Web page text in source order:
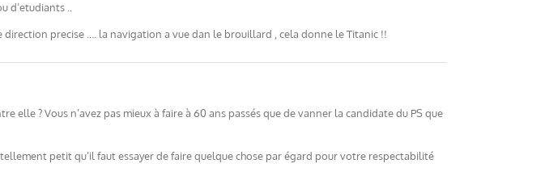
d’etudiants ..
direction precise …. la navigation a vue dan le brouillard , cela donne le Titanic !!
elle ? Vous n’avez pas mieux à faire à 60 ans passés que de vanner la candidate du PS que
petit qu’il faut essayer de faire quelque chose par égard pour votre respectabilité